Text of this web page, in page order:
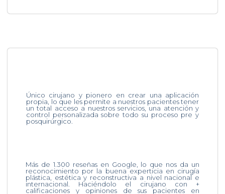
Único cirujano y pionero en crear una aplicación
propia, lo que les permite a nuestros pacientes tener
un total acceso a nuestros servicios, una atención y
control personalizada sobre todo su proceso pre y
posquirúrgico.
Más de 1.300 reseñas en Google, lo que nos da un
reconocimiento por la buena experticia en cirugía
plástica, estética y reconstructiva a nivel nacional e
internacional. Haciéndolo el cirujano con +
calificaciones y opiniones de sus pacientes en